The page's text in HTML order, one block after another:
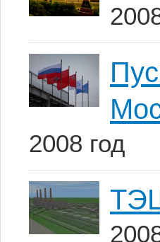
2008 год